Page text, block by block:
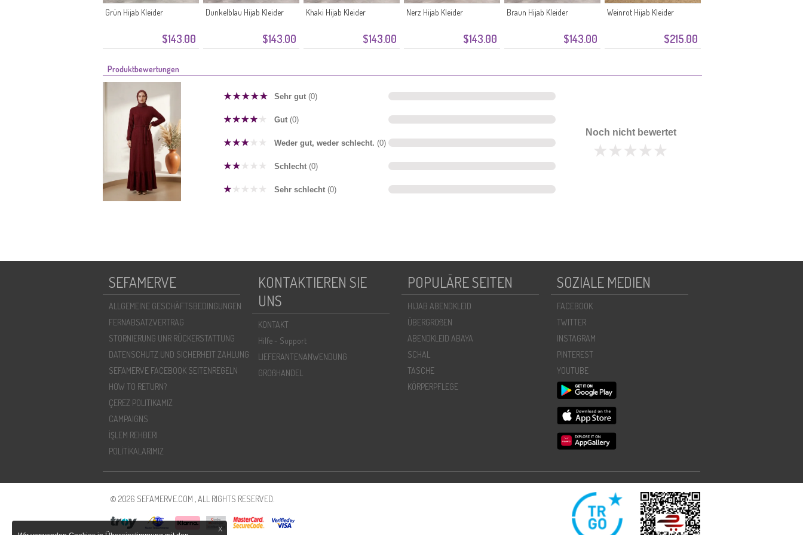
$143.00
Grün Hijab Kleider
$143.00
Dunkelblau Hijab Kleider
$143.00
Khaki Hijab Kleider
$143.00
Nerz Hijab Kleider
$143.00
Braun Hijab Kleider
$215.00
Weinrot Hijab Kleider
Produktbewertungen
Sehr gut (0)
Gut (0)
Weder gut, weder schlecht. (0)
Schlecht (0)
Sehr schlecht (0)
Noch nicht bewertet
SEFAMERVE
ALLGEMEINE GESCHÄFTSBEDINGUNGEN
FERNABSATZVERTRAG
STORNIERUNG UNR RÜCKERSTATTUNG
DATENSCHUTZ UND SICHERHEIT ZAHLUNG
SEFAMERVE FACEBOOK SEITENREGELN
HOW TO RETURN?
ÇEREZ POLITIKAMIZ
CAMPAIGNS
İŞLEM REHBERI
POLİTİKALARIMIZ
KONTAKTIEREN SIE
UNS
KONTAKT
Hilfe - Support
LIEFERANTENANWENDUNG
GROßHANDEL
POPULÄRE SEITEN
HIJAB ABENDKLEID
ÜBERGROßEN
ABENDKLEID ABAYA
SCHAL
TASCHE
KÖRPERPFLEGE
SOZIALE MEDIEN
FACEBOOK
TWITTER
INSTAGRAM
PINTEREST
YOUTUBE
© 2026 SEFAMERVE.COM , ALL RIGHTS RESERVED.
X